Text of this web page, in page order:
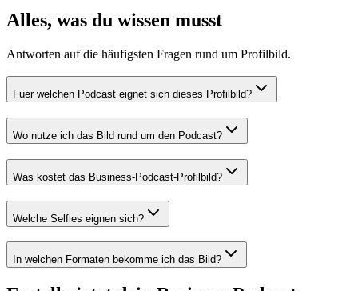
Alles, was du wissen musst
Antworten auf die häufigsten Fragen rund um Profilbild.
Fuer welchen Podcast eignet sich dieses Profilbild?
Wo nutze ich das Bild rund um den Podcast?
Was kostet das Business-Podcast-Profilbild?
Welche Selfies eignen sich?
In welchen Formaten bekomme ich das Bild?